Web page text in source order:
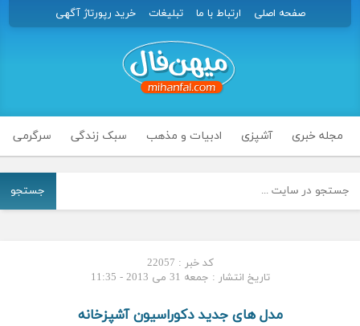
صفحه اصلی ارتباط با ما تبلیغات خرید رپورتاژ آگهی
مجله خبری آشپزی ادبیات و مذهب سبک زندگی سرگرمی
جستجو
کد خبر : 22057
تاریخ انتشار : جمعه 31 می 2013 - 11:35
مدل های جدید دکوراسیون آشپزخانه